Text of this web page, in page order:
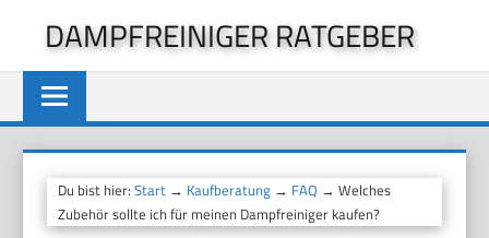
springen
DAMPFREINIGER RATGEBER
Du bist hier:Start → Kaufberatung → FAQ → Welches
Zubehör sollte ich für meinen Dampfreiniger kaufen?